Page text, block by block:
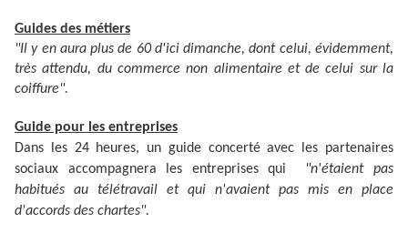
Guides des métiers
"Il y en aura plus de 60 d'ici dimanche, dont celui, évidemment,
très attendu, du commerce non alimentaire et de celui sur la
coiffure".
Guide pour les entreprises
Dans les 24 heures, un guide concerté avec les partenaires
sociaux accompagnera les entreprises qui "n'étaient pas
habitués au télétravail et qui n'avaient pas mis en place
d'accords des chartes".